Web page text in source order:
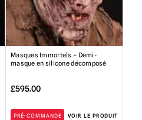
Masques Immortels – Demi-
masque en silicone décomposé
£595.00
PRÉ-COMMANDE VOIR LE PRODUIT